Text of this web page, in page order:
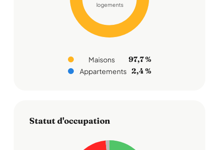
logements
Maisons 97,7 %
Appartements 2,4 %
Statut d'occupation